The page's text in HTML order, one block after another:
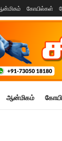
கோயில்கள்
ஆன்மிகம்